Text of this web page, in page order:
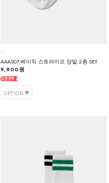
AAAS07.베이직 스트라이프 양말 2종 SET
9,800원
OPTION